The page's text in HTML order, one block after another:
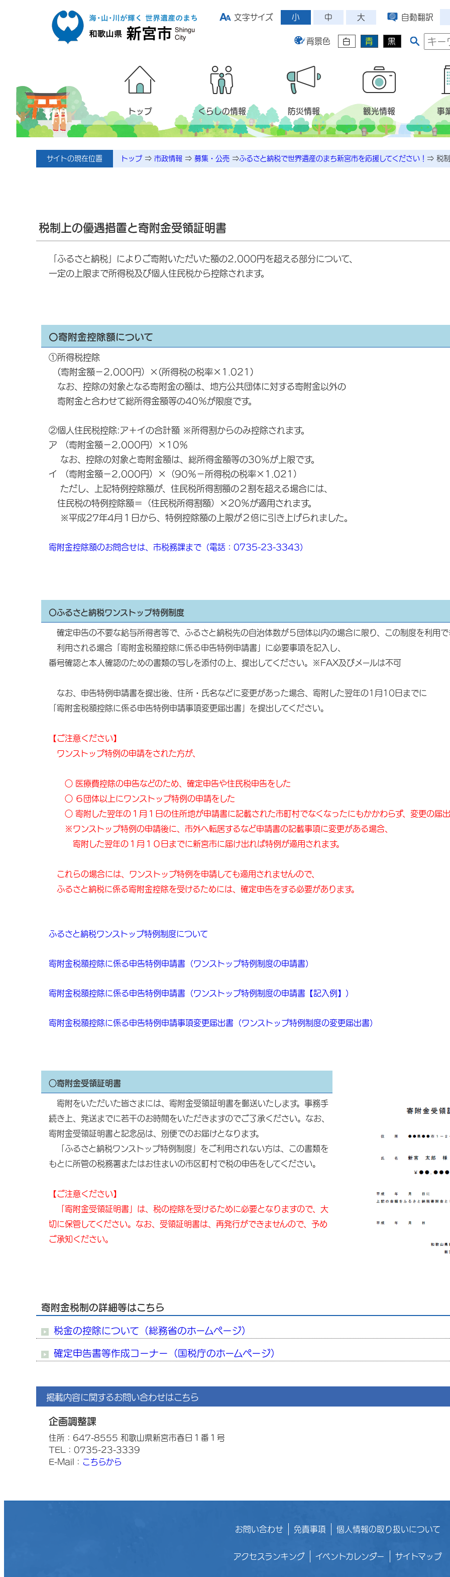
文字サイズ
小 中 大 自動翻訳
背景色 白 青 黒
トップ くらしの情報 防災情報 観光情報 事
サイトの現在位置 トップ ⇒ 市政情報 ⇒ 募集・公売 ⇒ふるさと納税で世界遺産のまち新宮市を応援してください！ ⇒ 税
税制上の優遇措置と寄附金受領証明書
「ふるさと納税」によりご寄附いただいた額の2,000円を超える部分について、
一定の上限まで所得税及び個人住民税から控除されます。
〇寄附金控除額について
①所得税控除
(寄附金額－2,000円）×(所得税の税率×1.021)
なお、控除の対象となる寄附金の額は、地方公共団体に対する寄附金以外の
寄附金と合わせて総所得金額等の40％が限度です。
②個人住民税控除:ア＋イの合計額 ※所得割からのみ控除されます。
ア （寄附金額－2,000円）×10％
なお、控除の対象と寄附金額は、総所得金額等の30％が上限です。
イ （寄附金額－2,000円）×（90％－所得税の税率×1.021）
ただし、上記特例控除額が、住民税所得割額の２割を超える場合には、
住民税の特例控除額＝（住民税所得割額）×20％が適用されます。
※平成27年4月１日から、特例控除額の上限が２倍に引き上げられました。
寄附金控除額のお問合せは、市税務課まで（電話：0735-23-3343）
〇ふるさと納税ワンストップ特例制度
確定申告の不要な給与所得者等で、ふるさと納税先の自治体数が５団体以内の場合に限り、この制度を利用で
利用される場合「寄附金税額控除に係る申告特例申請書」に必要事項を記入し、
番号確認と本人確認のための書類の写しを添付の上、提出してください。※FAX及びメールは不可
なお、申告特例申請書を提出後、住所・氏名などに変更があった場合、寄附した翌年の1月10日までに
「寄附金税額控除に係る申告特例申請事項変更届出書」を提出してください。
【ご注意ください】
ワンストップ特例の申請をされた方が、
○ 医療費控除の申告などのため、確定申告や住民税申告をした
○ ６団体以上にワンストップ特例の申請をした
○ 寄附した翌年の１月１日の住所地が申請書に記載された市町村でなくなったにもかかわらず、変更の届
※ワンストップ特例の申請後に、市外へ転居するなど申請書の記載事項に変更がある場合、
寄附した翌年の１月１０日までに新宮市に届け出れば特例が適用されます。
これらの場合には、ワンストップ特例を申請しても適用されませんので、
ふるさと納税に係る寄附金控除を受けるためには、確定申告をする必要があります。
ふるさと納税ワンストップ特例制度について
寄附金税額控除に係る申告特例申請書（ワンストップ特例制度の申請書）
寄附金税額控除に係る申告特例申請書（ワンストップ特例制度の申請書【記入例】）
寄附金税額控除に係る申告特例申請事項変更届出書（ワンストップ特例制度の変更届出書）
○寄附金受領証明書
寄附をいただいた皆さまには、寄附金受領証明書を郵送いたします。事務手
続き上、発送までに若干のお時間をいただきますのでご了承ください。なお、
寄附金受領証明書と記念品は、別便でのお届けとなります。
「ふるさと納税ワンストップ特例制度」をご利用されない方は、この書類を
もとに所管の税務署またはお住まいの市区町村で税の申告をしてください。
【ご注意ください】
「寄附金受領証明書」は、税の控除を受けるために必要となりますので、大
切に保管してください。なお、受領証明書は、再発行ができませんので、予め
ご承知ください。
寄附金税制の詳細等はこちら
税金の控除について（総務省のホームページ）
確定申告書等作成コーナー（国税庁のホームページ）
掲載内容に関するお問い合わせはこちら
企画調整課
住所：647-8555 和歌山県新宮市春日１番１号
TEL：0735-23-3339
E-Mail： こちらから
お問い合わせ 免責事項 個人情報の取り扱いについて
アクセスランキング イベントカレンダー サイトマップ